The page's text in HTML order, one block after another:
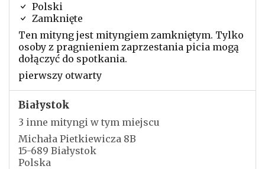
Polski
Zamknięte
Ten mityng jest mityngiem zamkniętym. Tylko
osoby z pragnieniem zaprzestania picia mogą
dołączyć do spotkania.
pierwszy otwarty
Białystok
3 inne mityngi w tym miejscu
Michała Pietkiewicza 8B
15-689 Białystok
Polska